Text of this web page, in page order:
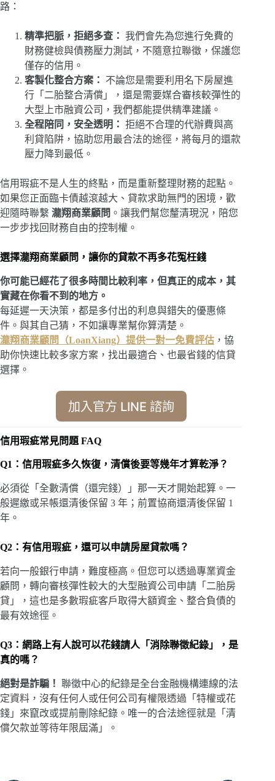
路：
精準把脈，拒絕多查： 我們會先為您進行免費的
財務健檢與債務壓力測試，不隨意拉聯徵，保護您
僅存的信用。
客製化整合方案：
不論您是需要利用名下房屋進
行「二胎整合清償」，還是需要媒合審核較彈性的
大型上市融資公司，我們都能提供精準建議。
全程陪同，安全透明： 拒絕不合理的代辦費與高
利貸陷阱，協助您用最合法的途徑，將每月的還款
壓力降到最低。
信用瑕疵不是人生的終點，而是重新整理財務的起點。
如果您正面臨卡債越滾越大、貸款求助無門的困境，歡
迎隨時聯繫 瀧翔商業顧問 。讓我們幫您釐清現況，陪您
一步步找回財務自由的控制權。
選擇瀧翔商業顧問，讓你的貸款不再多花冤枉錢
你可能已經花了很多時間比較利率，但真正的成本，其
實藏在你看不到的地方。
每延遲一天決策，都是多付出的利息與錯失的優惠條
件。與其自己猜，不如讓專業幫你算清楚。
瀧翔商業顧問（LoanXiang）提供一對一免費評估 ，協
助你快速比較多家方案，找出最適合、也最省錢的信貸
選擇。
加入官方 LINE 諮詢
信用瑕疵常見問題 FAQ
Q1：信用瑕疵多久恢復，清償後要等幾年才算乾淨？
必須從「全數清償（還完錢）」那一天才開始起算。一
般遲繳或呆帳還清後保留 3 年；前置協商還清後保留 1
年。
Q2：有信用瑕疵，還可以申請房屋貸款嗎？
若向一般銀行申請，難度極高。但您可以透過專業資金
顧問，轉向審核彈性較大的大型融資公司申請「二胎房
貸」，這也是多數瑕疵客戶取得大額資金、整合負債的
最有效途徑。
Q3：網路上有人說可以花錢請人「消除聯徵紀錄」，是
真的嗎？
絕對是詐騙！ 聯徵中心的紀錄是全台金融機構連線的法
定資料，沒有任何人或任何公司有權限透過「特權或花
錢」來竄改或提前刪除紀錄。唯一的合法途徑就是「清
償欠款並等待年限屆滿」。